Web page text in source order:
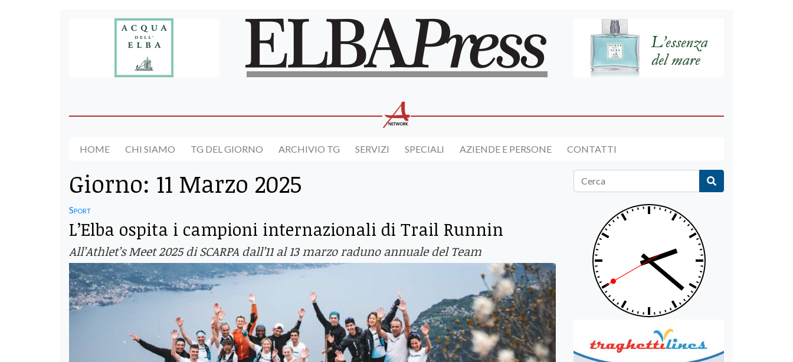
HOME CHI SIAMO TG DEL GIORNO ARCHIVIO TG SERVIZI SPECIALI AZIENDE E PERSONE CONTATTI
Giorno: 11 Marzo 2025
Sport
L’Elba ospita i campioni internazionali di Trail Runnin
All’Athlet’s Meet 2025 di SCARPA dall’11 al 13 marzo raduno annuale del Team